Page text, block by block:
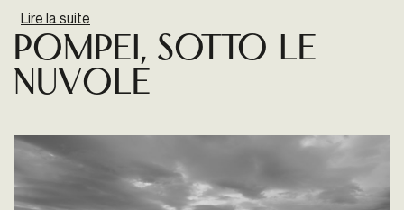
Lire la suite
Pompei, Sotto le
Nuvole